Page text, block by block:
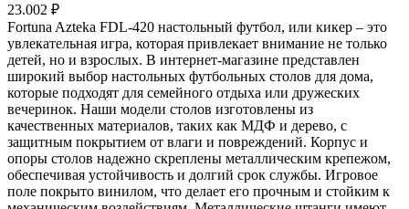
23.002 ₽
Fortuna Azteka FDL-420 настольный футбол, или кикер – это
увлекательная игра, которая привлекает внимание не только
детей, но и взрослых. В интернет-магазине представлен
широкий выбор настольных футбольных столов для дома,
которые подходят для семейного отдыха или дружеских
вечеринок. Наши модели столов изготовлены из
качественных материалов, таких как МДФ и дерево, с
защитным покрытием от влаги и повреждений. Корпус и
опоры столов надежно скреплены металлическим крепежом,
обеспечивая устойчивость и долгий срок службы. Игровое
поле покрыто винилом, что делает его прочным и стойким к